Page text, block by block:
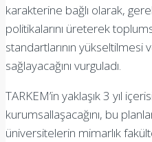
karakterine bağlı olarak,
politikalarını üreterek
standartlarının yükseltilmesi
sağlayacağını vurguladı.
TARKEM’in yaklaşık 3 yıl
kurumsallaşacağını, bu
üniversitelerin mimarlık